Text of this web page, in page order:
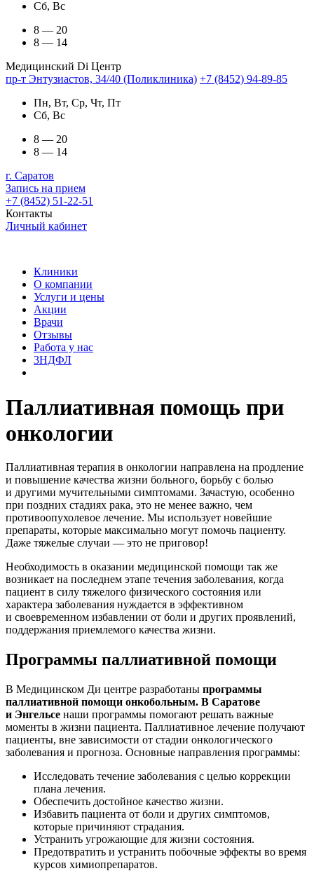
Сб, Вс
8 — 20
8 — 14
Медицинский Di Центр
пр-т Энтузиастов, 34/40 (Поликлиника) +7 (8452) 94-89-85
Пн, Вт, Ср, Чт, Пт
Сб, Вс
8 — 20
8 — 14
г. Саратов
Запись на прием
+7 (8452) 51-22-51
Контакты
Личный кабинет
Клиники
О компании
Услуги и цены
Акции
Врачи
Отзывы
Работа у нас
3НДФЛ
Паллиативная помощь при
онкологии
Паллиативная терапия в онкологии направлена на продление
и повышение качества жизни больного, борьбу с болью
и другими мучительными симптомами. Зачастую, особенно
при поздних стадиях рака, это не менее важно, чем
противоопухолевое лечение. Мы использует новейшие
препараты, которые максимально могут помочь пациенту.
Даже тяжелые случаи — это не приговор!
Необходимость в оказании медицинской помощи так же
возникает на последнем этапе течения заболевания, когда
пациент в силу тяжелого физического состояния или
характера заболевания нуждается в эффективном
и своевременном избавлении от боли и других проявлений,
поддержания приемлемого качества жизни.
Программы паллиативной помощи
В Медицинском Ди центре разработаны программы
паллиативной помощи онкобольным. В Саратове
и Энгельсе наши программы помогают решать важные
моменты в жизни пациента. Паллиативное лечение получают
пациенты, вне зависимости от стадии онкологического
заболевания и прогноза. Основные направления программы:
Исследовать течение заболевания с целью коррекции
плана лечения.
Обеспечить достойное качество жизни.
Избавить пациента от боли и других симптомов,
которые причиняют страдания.
Устранить угрожающие для жизни состояния.
Предотвратить и устранить побочные эффекты во время
курсов химиопрепаратов.